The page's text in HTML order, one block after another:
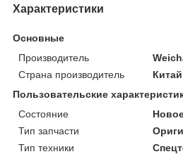
Характеристики
Основные
Производитель
Страна производитель
Китай
Пользовательские
Состояние
Тип запчасти
Тип техники